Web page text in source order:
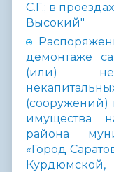
С.Г.; в
Высокий"
демонтаже
(или)
(сооружений)
имущества
района
«Город